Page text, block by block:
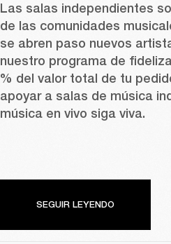
Las salas independientes
de las comunidades
se abren paso nuevos
nuestro programa de
% del valor total de tu
apoyar a salas de música
música en vivo siga viva.
SEGUIR LEYENDO